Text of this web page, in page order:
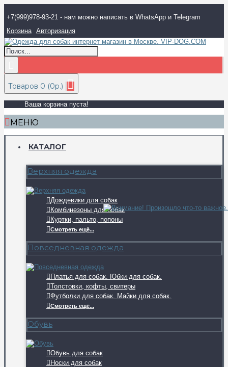
+7(999)978-93-21 - нам можно написать в WhatsApp и Telegram
Корзина Авторизация
Товаров 0 (0р.)
Ваша корзина пуста!
МЕНЮ
КАТАЛОГ
Верхняя одежда
Дождевики для собак
Комбинезоны для собак
Куртки, пальто, попоны
Смотреть ещё...
Повседневная одежда
Платья для собак. Юбки для собак.
Толстовки, кофты, свитеры
Футболки для собак. Майки для собак.
Смотреть ещё...
Обувь
Обувь для собак
Носки для собак